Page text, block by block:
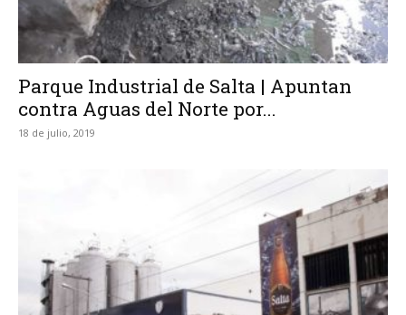
Parque Industrial de Salta | Apuntan
contra Aguas del Norte por...
18 de julio, 2019